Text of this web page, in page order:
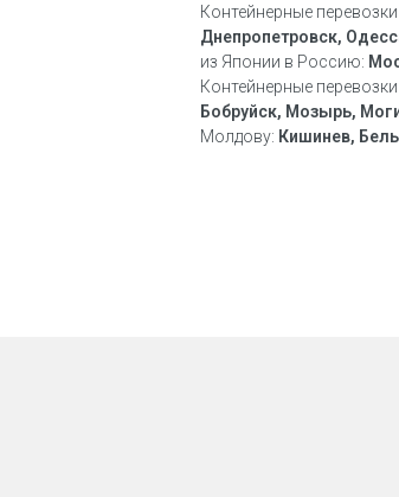
Контейнерные
Днепропетровск,
из Японии в Россию:
Контейнерные
Бобруйск, Мозырь,
Молдову: Кишинев,